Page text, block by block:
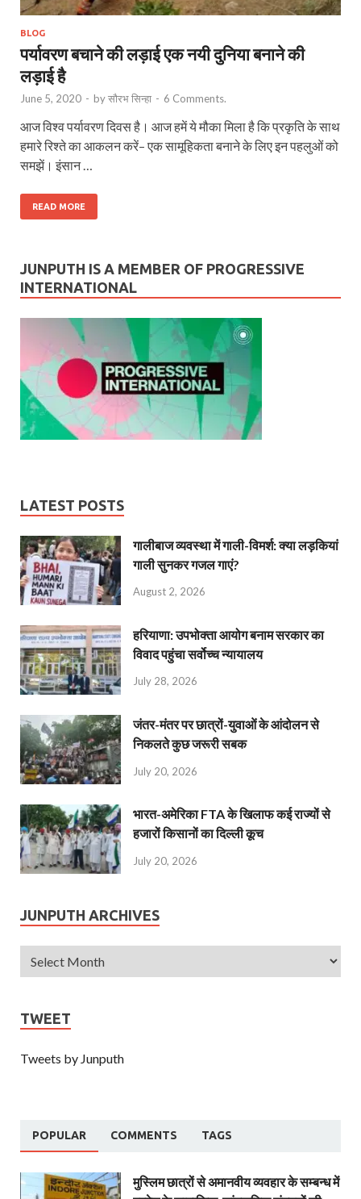
BLOG
पर्यावरण बचाने की लड़ाई एक नयी दुनिया बनाने की
लड़ाई है
June 5, 2020 - byसौरभ सिन्हा - 6 Comments.
आज विश्व पर्यावरण दिवस है। आज हमें ये मौका मिला है कि प्रकृति के साथ
हमारे रिश्ते का आकलन करें– एक सामूहिकता बनाने के लिए इन पहलुओं को
समझें। इंसान …
READ MORE
JUNPUTH IS A MEMBER OF PROGRESSIVE
INTERNATIONAL
LATEST POSTS
गालीबाज व्‍यवस्‍था में गाली-विमर्श: क्या लड़कियां
गाली सुनकर गजल गाएं?
August 2, 2026
हरियाणा: उपभोक्ता आयोग बनाम सरकार का
विवाद पहुंचा सर्वोच्च न्यायालय
July 28, 2026
जंतर-मंतर पर छात्रों-युवाओं के आंदोलन से
निकलते कुछ जरूरी सबक
July 20, 2026
भारत-अमेरिका FTA के खिलाफ कई राज्यों से
हजारों किसानों का दिल्ली कूच
July 20, 2026
JUNPUTH ARCHIVES
TWEET
Tweets by Junputh
POPULAR COMMENTS TAGS
मुस्लिम छात्रों से अमानवीय व्यवहार के सम्बन्ध में